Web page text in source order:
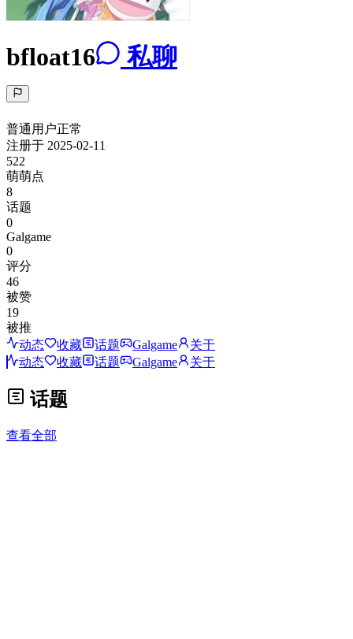
bfloat16 私聊
普通用户正常
注册于 2025-02-11
522
萌萌点
8
话题
0
Galgame
0
评分
46
被赞
19
被推
动态
收藏 话题 Galgame
关于
动态
收藏 话题 Galgame 关于
话题
查看全部